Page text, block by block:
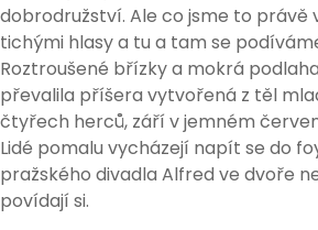
dobrodružství. Ale co jsme to právě
tichými hlasy a tu a tam se
Roztroušené břízky a mokrá
převalila příšera vytvořená z těl
čtyřech herců, září v jemném
Lidé pomalu vycházejí napít se do
pražského divadla Alfred ve dvoře
povídají si.